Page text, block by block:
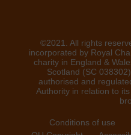
©2021. All rights
incorporated by Royal
charity in England &
Scotland (SC
authorised and
Authority in relation to
Conditions of use